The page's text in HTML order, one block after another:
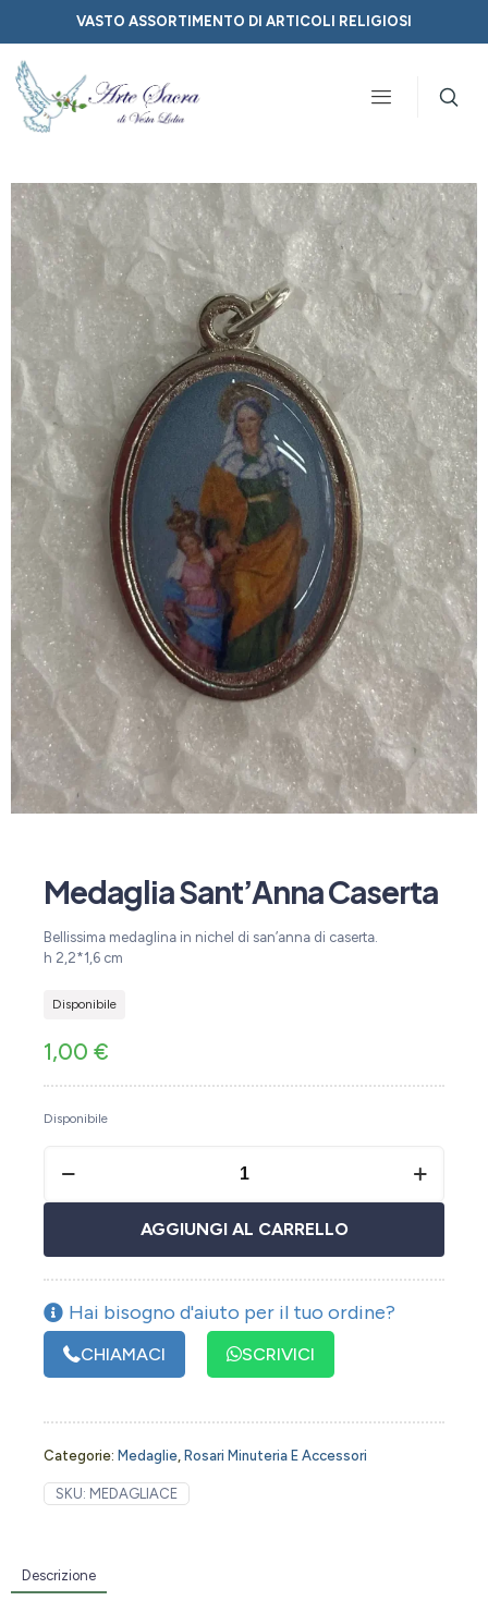
VASTO ASSORTIMENTO DI ARTICOLI RELIGIOSI
Medaglia Sant’Anna Caserta
Bellissima medaglina in nichel di san’anna di caserta.
h 2,2*1,6 cm
Disponibile
1,00 €
Disponibile
AGGIUNGI AL CARRELLO
Hai bisogno d'aiuto per il tuo ordine?
CHIAMACI SCRIVICI
Categorie: Medaglie Rosari Minuteria E Accessori
SKU: MEDAGLIACE
Descrizione